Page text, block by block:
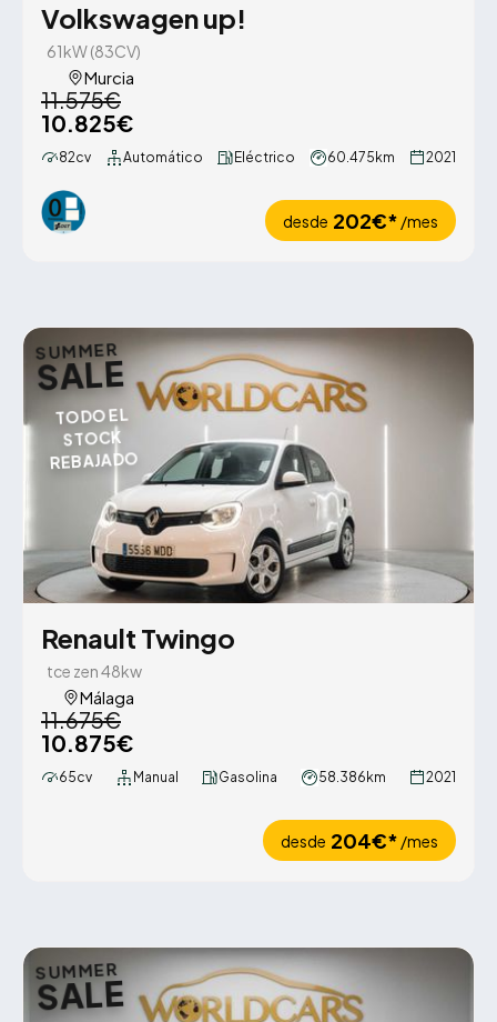
Volkswagen up!
61kW (83CV)
Murcia
11.575€
10.825€
82cv Automático Eléctrico 60.475km 2021
desde 202€* /mes
SUMMER
SALE
TODO EL
STOCK
REBAJADO
Renault Twingo
tce zen 48kw
Málaga
11.675€
10.875€
65cv Manual Gasolina 58.386km 2021
desde 204€* /mes
SUMMER
SALE